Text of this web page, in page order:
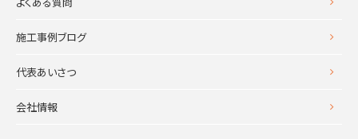
施工事例ブログ
代表あいさつ
会社情報